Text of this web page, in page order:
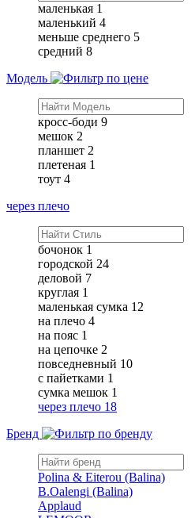
маленькая 1
маленький 4
меньше среднего 5
средний 8
Модель
кросс-боди 9
мешок 2
планшет 2
плетеная 1
тоут 4
через плечо
бочонок 1
городской 24
деловой 7
круглая 1
маленькая сумка 12
на плечо 4
на пояс 1
на цепочке 2
повседневный 10
с пайетками 1
сумка мешок 1
через плечо 18
Бренд
Polina & Eiterou (Balina)
B.Oalengi (Balina)
Applaud